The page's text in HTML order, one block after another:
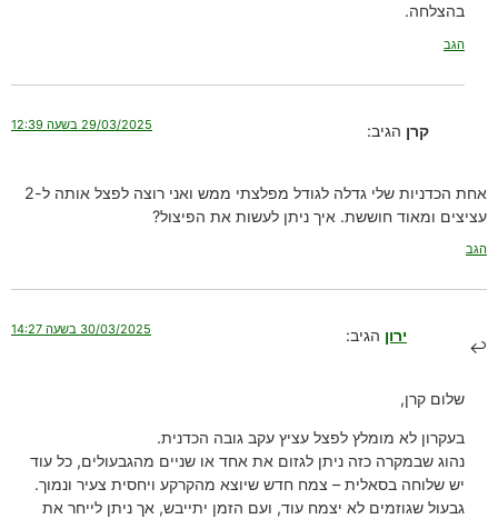
בהצלחה.
הגב
קרן הגיב: 29/03/2025 בשעה 12:39
אחת הכדניות שלי גדלה לגודל מפלצתי ממש ואני רוצה לפצל אותה ל-2
עציצים ומאוד חוששת. איך ניתן לעשות את הפיצול?
הגב
ירון הגיב: 30/03/2025 בשעה 14:27
שלום קרן,
בעקרון לא מומלץ לפצל עציץ עקב גובה הכדנית.
נהוג שבמקרה כזה ניתן לגזום את אחד או שניים מהגבעולים, כל עוד
יש שלוחה בסאלית – צמח חדש שיוצא מהקרקע ויחסית צעיר ונמוך.
גבעול שגוזמים לא יצמח עוד, ועם הזמן יתייבש, אך ניתן לייחר את